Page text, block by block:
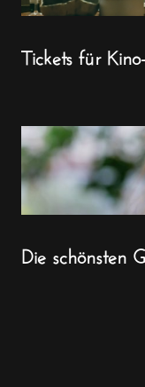
Tickets für
Die schönsten